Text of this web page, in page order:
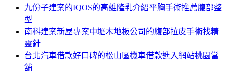
九份子建案的IQOS的高雄隆乳介紹平胸手術推薦腹部整
型
南科建案新屋專案中壢木地板公司的腹部拉皮手術找精
靈針
台北汽車借款好口碑的松山區機車借款進入網站桃園當
舖